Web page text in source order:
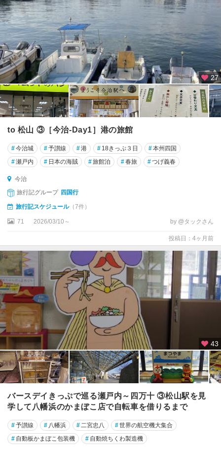
27
to 松山 ③［今治-Day1］港の旅館
#今治城 #予讃線 #港 # 18きっぷ３日 #本州四国
#瀬戸内 # 日本の海賊 #旅館泊 #春旅 #つげ義春
今治
旅行記グループ 四国行
旅行記スケジュール（7件）
71 2026/03/10～ by @タックさん
投稿日：4ヶ月前
43
バースデイきっぷで巡る瀬戸内～四万十 ③松山駅を見
学して八幡浜のかまぼこ店で自転車を借りるまで
#予讃線 # 八幡浜 # 二宮忠八 #世界の航空機大集合
# 自動板かまぼこ包装機 # 自動焼ちくわ製造機